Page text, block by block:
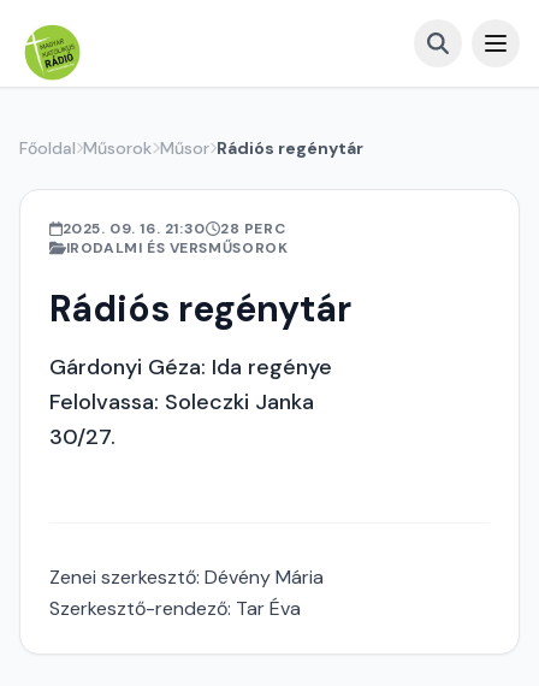
Főoldal Műsorok Műsor Rádiós regénytár
2025. 09. 16. 21:30
28 PERC
IRODALMI ÉS VERSMŰSOROK
Rádiós regénytár
Gárdonyi Géza: Ida regénye
Felolvassa: Soleczki Janka
30/27.
Zenei szerkesztő: Dévény Mária
Szerkesztő-rendező: Tar Éva